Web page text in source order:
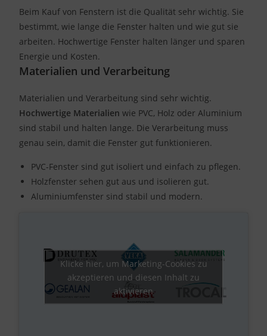
Beim Kauf von Fenstern ist die Qualität sehr wichtig. Sie
bestimmt, wie lange die Fenster halten und wie gut sie
arbeiten. Hochwertige Fenster halten länger und sparen
Energie und Kosten.
Materialien und Verarbeitung
Materialien und Verarbeitung sind sehr wichtig.
Hochwertige Materialien wie PVC, Holz oder Aluminium
sind stabil und halten lange. Die Verarbeitung muss
genau sein, damit die Fenster gut funktionieren.
PVC-Fenster sind gut isoliert und einfach zu pflegen.
Holzfenster sehen gut aus und isolieren gut.
Aluminiumfenster sind stabil und modern.
Klicke hier, um Marketing-Cookies zu
akzeptieren und diesen Inhalt zu
aktivieren